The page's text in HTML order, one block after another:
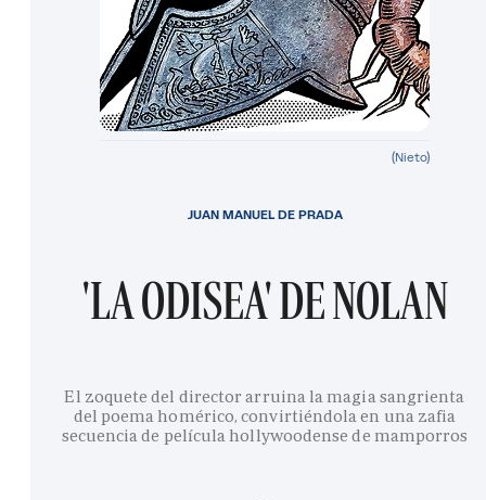
(Nieto)
'LA ODISEA' DE NOLAN
El zoquete del director arruina la magia sangrienta
del poema homérico, convirtiéndola en una zafia
secuencia de película hollywoodense de mamporros
JUAN MANUEL DE PRADA